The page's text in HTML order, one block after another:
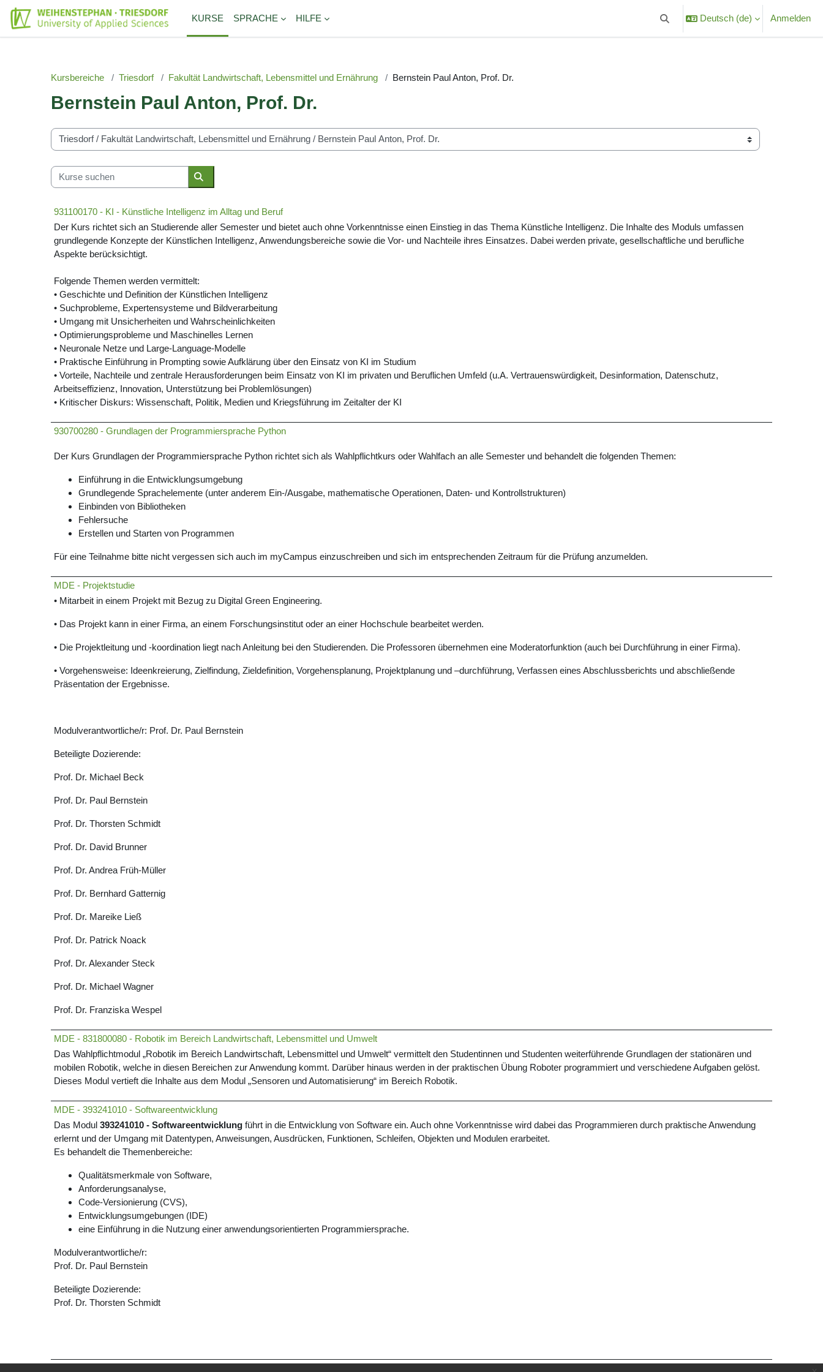
Zum Hauptinhalt
KURSE SPRACHE HILFE
Sucheingabe umschalten
Deutsch ‎(de)‎ Anmelden
Kursbereiche Triesdorf Fakultät Landwirtschaft, Lebensmittel und Ernährung Bernstein Paul Anton, Prof. Dr.
Bernstein Paul Anton, Prof. Dr.
Kursbereiche
Kurse suchen
Kurse suchen
931100170 - KI - Künstliche Intelligenz im Alltag und Beruf
Der Kurs richtet sich an Studierende aller Semester und bietet auch ohne Vorkenntnisse einen Einstieg in das Thema Künstliche Intelligenz. Die Inhalte des Moduls umfassen
grundlegende Konzepte der Künstlichen Intelligenz, Anwendungsbereiche sowie die Vor- und Nachteile ihres Einsatzes. Dabei werden private, gesellschaftliche und berufliche
Aspekte berücksichtigt.
Folgende Themen werden vermittelt:
• Geschichte und Definition der Künstlichen Intelligenz
• Suchprobleme, Expertensysteme und Bildverarbeitung
• Umgang mit Unsicherheiten und Wahrscheinlichkeiten
• Optimierungsprobleme und Maschinelles Lernen
• Neuronale Netze und Large-Language-Modelle
• Praktische Einführung in Prompting sowie Aufklärung über den Einsatz von KI im Studium
• Vorteile, Nachteile und zentrale Herausforderungen beim Einsatz von KI im privaten und Beruflichen Umfeld (u.A. Vertrauenswürdigkeit, Desinformation, Datenschutz,
Arbeitseffizienz, Innovation, Unterstützung bei Problemlösungen)
• Kritischer Diskurs: Wissenschaft, Politik, Medien und Kriegsführung im Zeitalter der KI
930700280 - Grundlagen der Programmiersprache Python
Der Kurs Grundlagen der Programmiersprache Python richtet sich als Wahlpflichtkurs oder Wahlfach an alle Semester und behandelt die folgenden Themen:
Einführung in die Entwicklungsumgebung
Grundlegende Sprachelemente (unter anderem Ein-/Ausgabe, mathematische Operationen, Daten- und Kontrollstrukturen)
Einbinden von Bibliotheken
Fehlersuche
Erstellen und Starten von Programmen
Für eine Teilnahme bitte nicht vergessen sich auch im myCampus einzuschreiben und sich im entsprechenden Zeitraum für die Prüfung anzumelden.
MDE - Projektstudie
• Mitarbeit in einem Projekt mit Bezug zu Digital Green Engineering.
• Das Projekt kann in einer Firma, an einem Forschungsinstitut oder an einer Hochschule bearbeitet werden.
• Die Projektleitung und -koordination liegt nach Anleitung bei den Studierenden. Die Professoren übernehmen eine Moderatorfunktion (auch bei Durchführung in einer Firma).
• Vorgehensweise: Ideenkreierung, Zielfindung, Zieldefinition, Vorgehensplanung, Projektplanung und –durchführung, Verfassen eines Abschlussberichts und abschließende
Präsentation der Ergebnisse.
Modulverantwortliche/r: Prof. Dr. Paul Bernstein
Beteiligte Dozierende:
Prof. Dr. Michael Beck
Prof. Dr. Paul Bernstein
Prof. Dr. Thorsten Schmidt
Prof. Dr. David Brunner
Prof. Dr. Andrea Früh-Müller
Prof. Dr. Bernhard Gatternig
Prof. Dr. Mareike Ließ
Prof. Dr. Patrick Noack
Prof. Dr. Alexander Steck
Prof. Dr. Michael Wagner
Prof. Dr. Franziska Wespel
MDE - 831800080 - Robotik im Bereich Landwirtschaft, Lebensmittel und Umwelt
Das Wahlpflichtmodul „Robotik im Bereich Landwirtschaft, Lebensmittel und Umwelt“ vermittelt den Studentinnen und Studenten weiterführende Grundlagen der stationären und
mobilen Robotik, welche in diesen Bereichen zur Anwendung kommt. Darüber hinaus werden in der praktischen Übung Roboter programmiert und verschiedene Aufgaben gelöst.
Dieses Modul vertieft die Inhalte aus dem Modul „Sensoren und Automatisierung“ im Bereich Robotik.
MDE - 393241010 - Softwareentwicklung
Das Modul393241010 - Softwareentwicklung führt in die Entwicklung von Software ein. Auch ohne Vorkenntnisse wird dabei das Programmieren durch praktische Anwendung
erlernt und der Umgang mit Datentypen, Anweisungen, Ausdrücken, Funktionen, Schleifen, Objekten und Modulen erarbeitet.
Es behandelt die Themenbereiche:
Qualitätsmerkmale von Software,
Anforderungsanalyse,
Code-Versionierung (CVS),
Entwicklungsumgebungen (IDE)
eine Einführung in die Nutzung einer anwendungsorientierten Programmiersprache.
Modulverantwortliche/r:
Prof. Dr. Paul Bernstein
Beteiligte Dozierende:
Prof. Dr. Thorsten Schmidt